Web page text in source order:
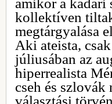
amikor a kádári
kollektíven
megtárgyalása
Aki ateista,
júliusában az
hiperrealista
cseh és
választási